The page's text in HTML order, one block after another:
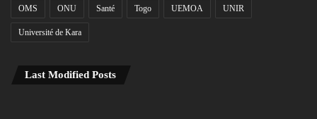
OMS ONU Santé Togo UEMOA UNIR
Université de Kara
Last Modified Posts